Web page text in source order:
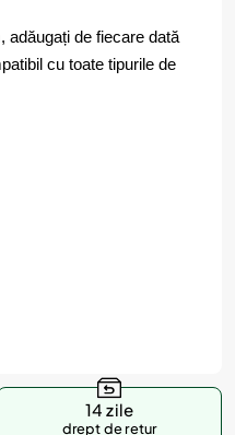
adăugați de fiecare dată
cu toate tipurile de
14 zile
drept de retur